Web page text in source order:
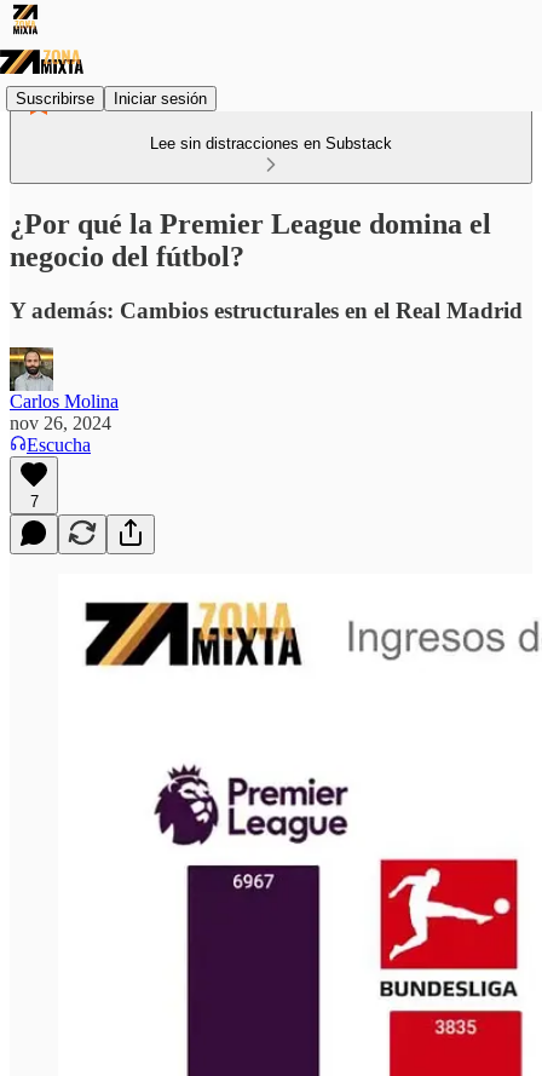
Suscribirse Iniciar sesión
Lee sin distracciones en Substack
¿Por qué la Premier League domina el
negocio del fútbol?
Y además: Cambios estructurales en el Real Madrid
Carlos Molina
nov 26, 2024
Escucha
7